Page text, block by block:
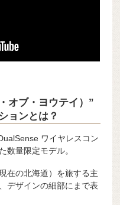
オブ・ヨウテイ）”
ョンとは？
ワイヤレスコン
数量限定モデル。
在の北海道）を旅する主
デザインの細部にまで表